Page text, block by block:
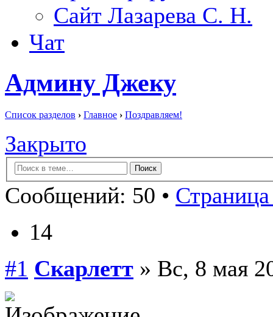
Сайт Лазарева С. Н.
Чат
Админу Джеку
Список разделов › Главное › Поздравляем!
Закрыто
Сообщений: 50 •
14
#1 Скарлетт » Вс, 8 мая